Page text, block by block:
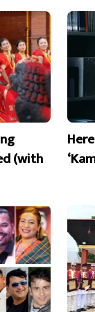
(with